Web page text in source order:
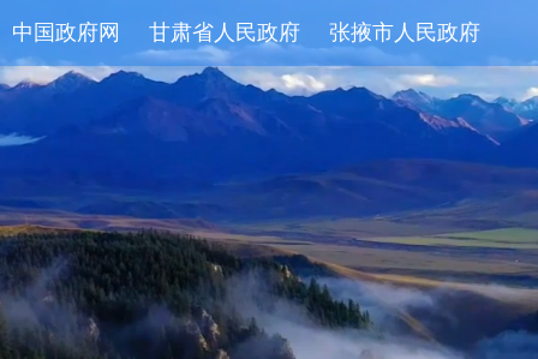
中国政府网 甘肃省人民政府 张掖市人民政府